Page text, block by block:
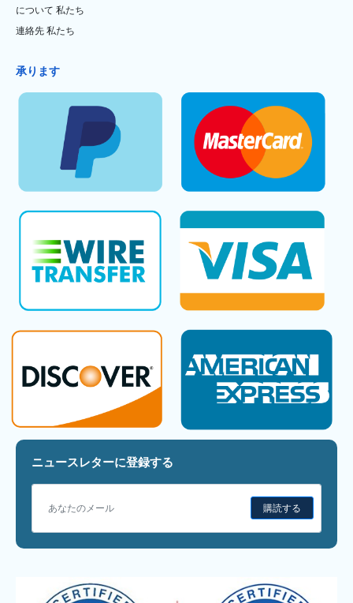
について 私たち
連絡先 私たち
承ります
ニュースレターに登録する
購読する